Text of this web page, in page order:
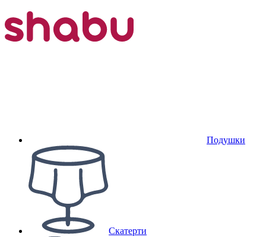
Подушки
Скатерти